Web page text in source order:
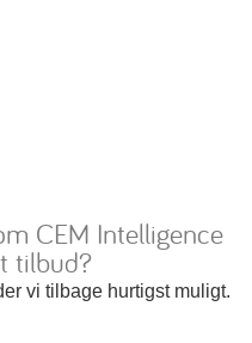
CEM Intelligence
tilbud?
vi tilbage hurtigst muligt.